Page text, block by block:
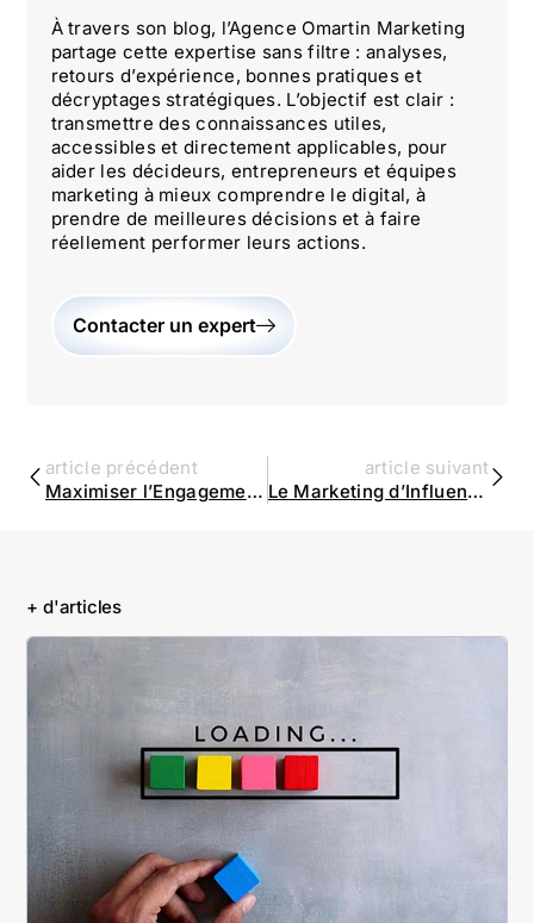
À travers son blog, l’Agence Omartin Marketing
partage cette expertise sans filtre : analyses,
retours d’expérience, bonnes pratiques et
décryptages stratégiques. L’objectif est clair :
transmettre des connaissances utiles,
accessibles et directement applicables, pour
aider les décideurs, entrepreneurs et équipes
marketing à mieux comprendre le digital, à
prendre de meilleures décisions et à faire
réellement performer leurs actions.
Contacter un expert
article précédent
Maximiser l’Engagement sur les Réseaux Sociaux en 2024 : Stratégies Innovantes pour les Marques Parisiennes | Agence Omartin Marketing
article suivant
Le Marketing d’Influence : Stratégies et Meilleures Pratiques pour 2024 | Agence Omartin Marketing
+ d'articles